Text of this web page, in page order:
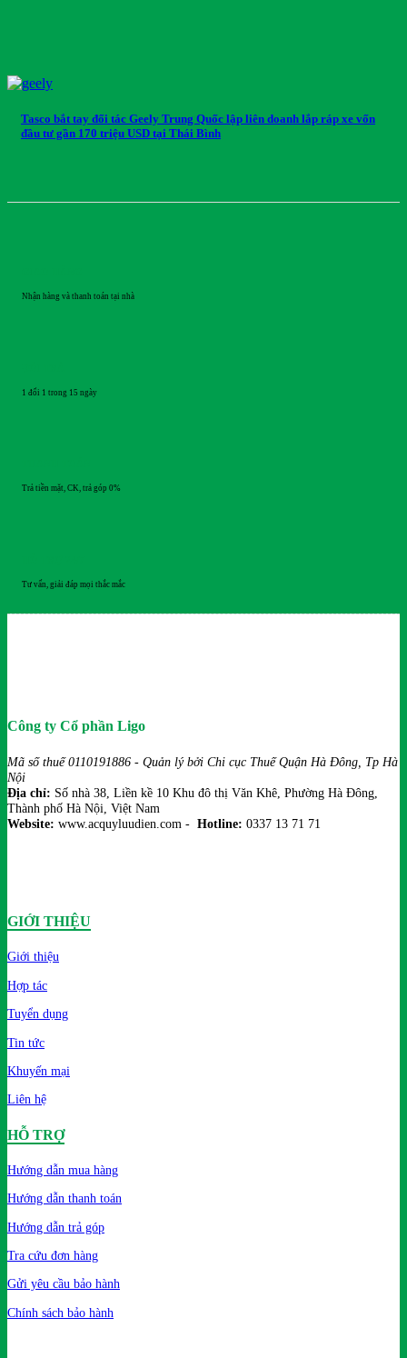
Tasco bắt tay đối tác Geely Trung Quốc lập liên doanh lắp ráp xe vốn
đầu tư gần 170 triệu USD tại Thái Bình
Nhận hàng và thanh toán tại nhà
1 đổi 1 trong 15 ngày
Trả tiền mặt, CK, trả góp 0%
Tư vấn, giải đáp mọi thắc mắc
Công ty Cổ phần Ligo
Mã số thuế 0110191886 - Quản lý bởi Chi cục Thuế Quận Hà Đông, Tp Hà
Nội
Địa chỉ: Số nhà 38, Liền kề 10 Khu đô thị Văn Khê, Phường Hà Đông,
Thành phố Hà Nội, Việt Nam
Website: www.acquyluudien.com - Hotline: 0337 13 71 71
GIỚI THIỆU
Giới thiệu
Hợp tác
Tuyển dụng
Tin tức
Khuyến mại
Liên hệ
HỖ TRỢ
Hướng dẫn mua hàng
Hướng dẫn thanh toán
Hướng dẫn trả góp
Tra cứu đơn hàng
Gửi yêu cầu bảo hành
Chính sách bảo hành